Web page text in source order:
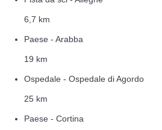
6,7 km
Paese - Arabba
19 km
Ospedale - Ospedale di Agordo
25 km
Paese - Cortina